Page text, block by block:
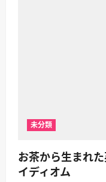
未分類
お茶から生まれ
イディオム